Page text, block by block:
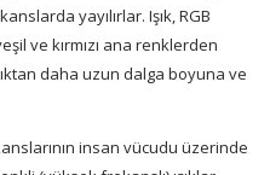
yayılırlar. Işık, RGB
ve kırmızı ana renklerden
daha uzun dalga boyuna ve
insan vücudu üzerinde